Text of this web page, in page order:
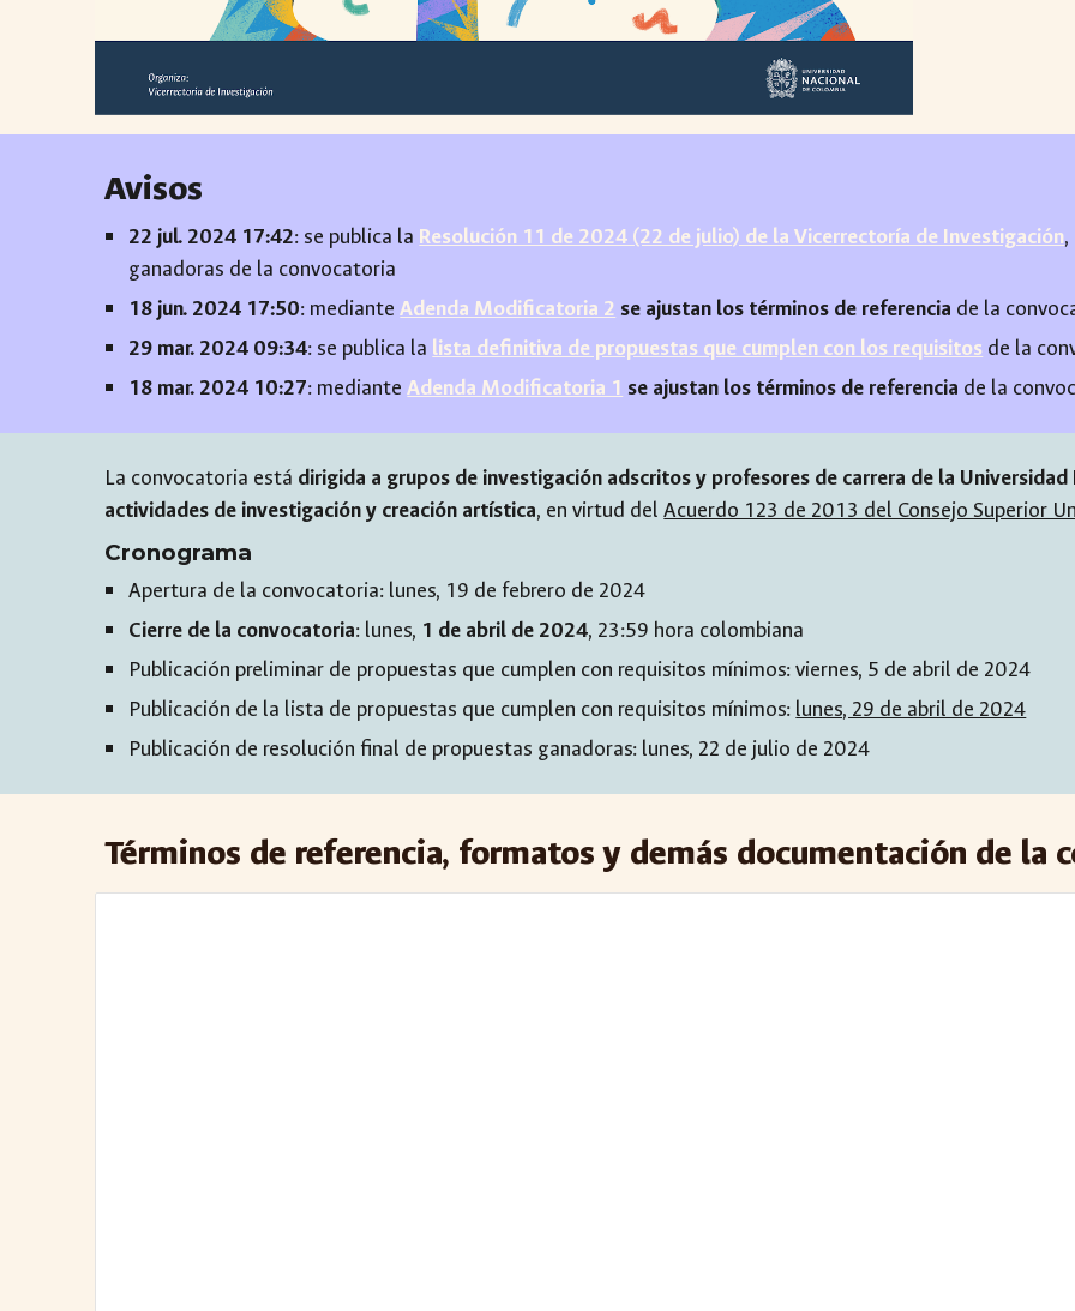
Avisos
22 jul. 2024 17:42: se publica la Resolución 11 de 2024 (22 de julio) de la Vicerrectoría de Investigación
ganadoras de la convocatoria
18 jun. 2024 17:50: medianteAdenda Modificatoria 2 se ajustan los términos de referencia de la
29 mar. 2024 09:34: se publica la lista definitiva de propuestas que cumplen con los requisitos de la
18 mar. 2024 10:27: medianteAdenda Modificatoria 1 se ajustan los términos de referencia de la
La convocatoria está dirigida a grupos de investigación adscritos y profesores de carrera de la
actividades de investigación y creación artística, en virtud delAcuerdo 123 de 2013 del Consejo Superior
Cronograma
Apertura de la convocatoria: lunes, 19 de febrero de 2024
Cierre de la convocatoria: lunes, 1 de abril de 2024, 23:59 hora colombiana​
Publicación preliminar de propuestas que cumplen con requisitos mínimos: viernes, 5 de abril de 2024
Publicación de la lista de propuestas que cumplen con requisitos mínimos: lunes, 29 de abril de 2024
Publicación de resolución final de propuestas ganadoras: lunes, 22 de julio de 2024
Términos de referencia, formatos y demás documentación de la